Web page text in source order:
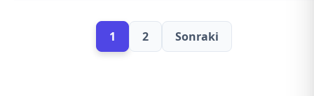
1 2 Sonraki